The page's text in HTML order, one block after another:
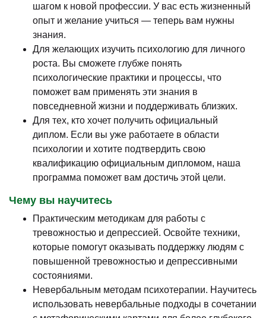
шагом к новой профессии. У вас есть жизненный
опыт и желание учиться — теперь вам нужны
знания.
Для желающих изучить психологию для личного
роста. Вы сможете глубже понять
психологические практики и процессы, что
поможет вам применять эти знания в
повседневной жизни и поддерживать близких.
Для тех, кто хочет получить официальный
диплом. Если вы уже работаете в области
психологии и хотите подтвердить свою
квалификацию официальным дипломом, наша
программа поможет вам достичь этой цели.
Чему вы научитесь
Практическим методикам для работы с
тревожностью и депрессией. Освойте техники,
которые помогут оказывать поддержку людям с
повышенной тревожностью и депрессивными
состояниями.
Невербальным методам психотерапии. Научитесь
использовать невербальные подходы в сочетании